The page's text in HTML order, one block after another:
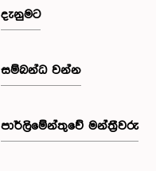
දැනුමට
සම්බන්ධ වන්න
පාර්ලි‌මේන්තුවේ මන්ත්‍රීවරු